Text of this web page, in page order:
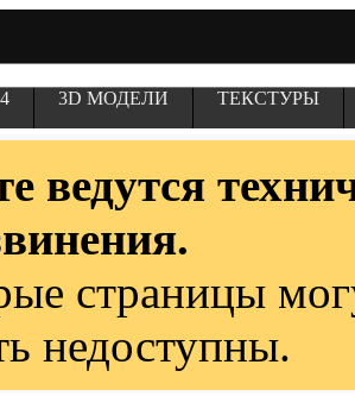
3D МОДЕЛИ ТЕКСТУРЫ
ведутся
страницы
недоступны.